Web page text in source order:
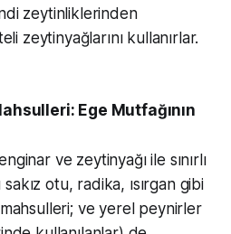
zeytinliklerinden
zeytinyağlarını kullanırlar.
Ege Mutfağının
ve zeytinyağı ile sınırlı
otu, radika, ısırgan gibi
ve yerel peynirler